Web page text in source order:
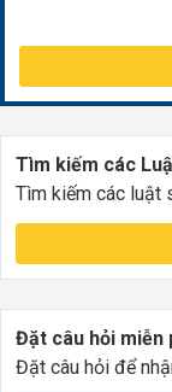
Tìm kiếm các
Tìm kiếm các luật
Đặt câu hỏi miễn
Đặt câu hỏi để